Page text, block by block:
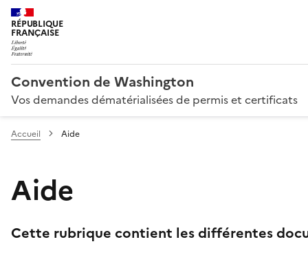
RÉPUBLIQUE
FRANÇAISE
Convention de Washington
Vos demandes dématérialisées de permis et certificats
Accueil Aide
Aide
Cette rubrique contient les différentes